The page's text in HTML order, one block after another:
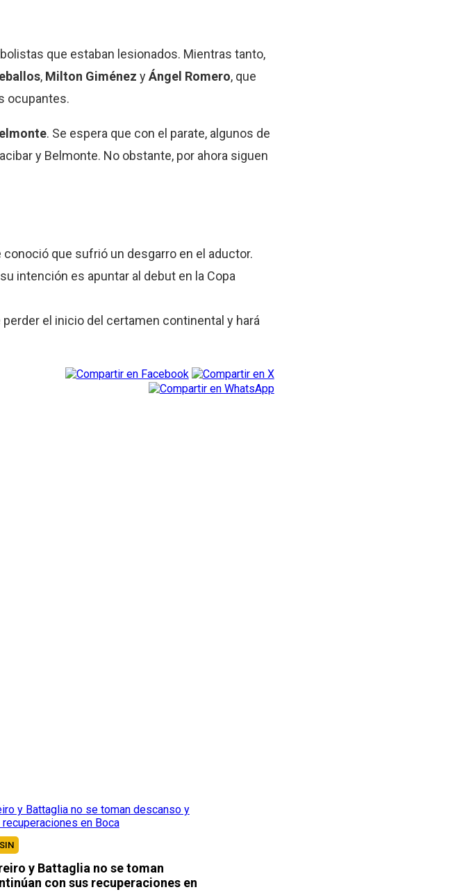
que estaban lesionados. Mientras tanto,
, Milton Giménez yÁngel Romero, que
ocupantes.
. Se espera que con el parate, algunos de
y Belmonte. No obstante, por ahora siguen
que sufrió un desgarro en el aductor.
intención es apuntar al debut en la Copa
el inicio del certamen continental y hará
y Battaglia no se toman
con sus recuperaciones en